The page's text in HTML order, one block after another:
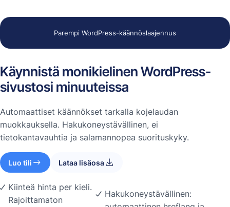
Parempi WordPress-käännöslaajennus
Käynnistä monikielinen WordPress-
sivustosi minuuteissa
Automaattiset käännökset tarkalla kojelaudan
muokkauksella. Hakukoneystävällinen, ei
tietokantavauhtia ja salamannopea suorituskyky.
Luo tili Lataa lisäosa
Kiinteä hinta per kieli.
Rajoittamaton
Hakukoneystävällinen: